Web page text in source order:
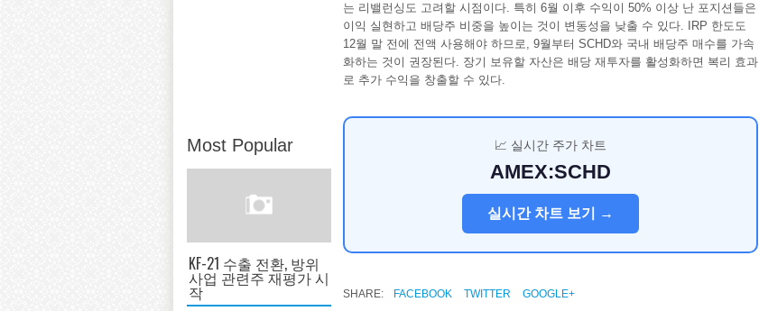
Most Popular
KF-21 수출 전환, 방위
사업 관련주 재평가 시
작
는 리밸런싱도 고려할 시점이다. 특히 6월 이후 수익이 50% 이상 난 포지션들은
이익 실현하고 배당주 비중을 높이는 것이 변동성을 낮출 수 있다. IRP 한도도
12월 말 전에 전액 사용해야 하므로, 9월부터 SCHD와 국내 배당주 매수를 가속
화하는 것이 권장된다. 장기 보유할 자산은 배당 재투자를 활성화하면 복리 효과
로 추가 수익을 창출할 수 있다.
📈 실시간 주가 차트
AMEX:SCHD
실시간 차트 보기 →
SHARE: FACEBOOK TWITTER GOOGLE+